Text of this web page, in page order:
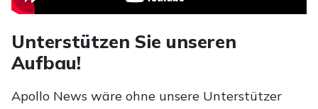
Unterstützen Sie unseren
Aufbau!
Apollo News wäre ohne unsere Unterstützer